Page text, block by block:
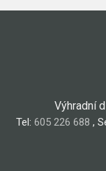
Výhradní
Tel: 605 226 688 ,